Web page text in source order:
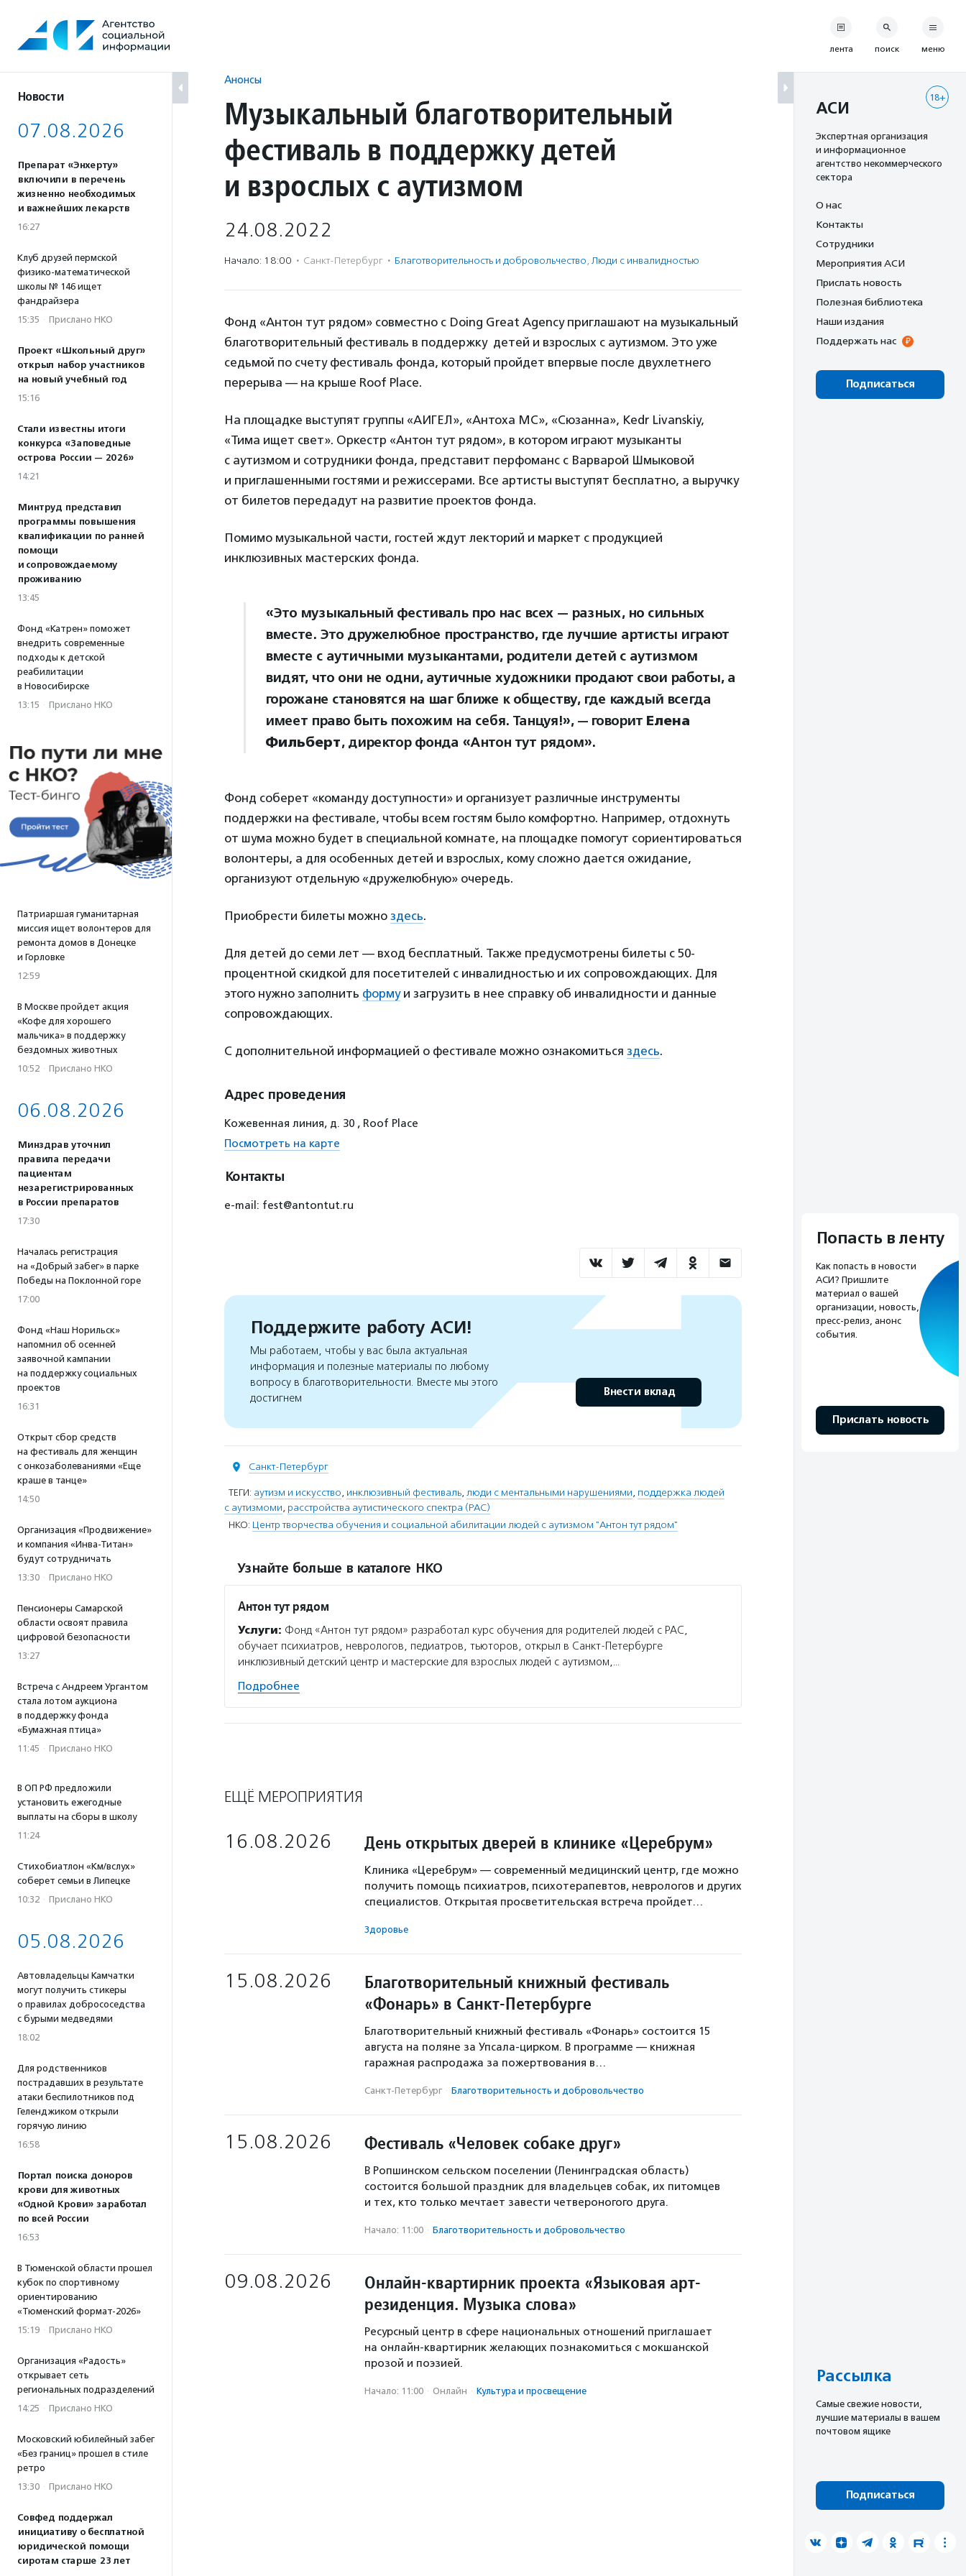
содержанию
Новости
07.08.2026
Препарат «Энхерту»
включили в перечень
жизненно необходимых
и важнейших лекарств
16:27
Клуб друзей пермской
физико-математической
школы № 146 ищет
фандрайзера
15:35 · Прислано НКО
Проект «Школьный друг»
открыл набор участников
на новый учебный год
15:16
Стали известны итоги
конкурса «Заповедные
острова России — 2026»
14:21
Минтруд представил
программы повышения
квалификации по ранней
помощи
и сопровождаемому
проживанию
13:45
Фонд «Катрен» поможет
внедрить современные
подходы к детской
реабилитации
в Новосибирске
13:15 · Прислано НКО
Патриаршая гуманитарная
миссия ищет волонтеров для
ремонта домов в Донецке
и Горловке
12:59
В Москве пройдет акция
«Кофе для хорошего
мальчика» в поддержку
бездомных животных
10:52 · Прислано НКО
06.08.2026
Минздрав уточнил
правила передачи
пациентам
незарегистрированных
в России препаратов
17:30
Началась регистрация
на «Добрый забег» в парке
Победы на Поклонной горе
17:00
Фонд «Наш Норильск»
напомнил об осенней
заявочной кампании
на поддержку социальных
проектов
16:31
Открыт сбор средств
на фестиваль для женщин
с онкозаболеваниями «Еще
краше в танце»
14:50
Организация «Продвижение»
и компания «Инва-Титан»
будут сотрудничать
13:30 · Прислано НКО
Пенсионеры Самарской
области освоят правила
цифровой безопасности
13:27
Встреча с Андреем Ургантом
стала лотом аукциона
в поддержку фонда
«Бумажная птица»
11:45 · Прислано НКО
В ОП РФ предложили
установить ежегодные
выплаты на сборы в школу
11:24
Стихобиатлон «Км/вслух»
соберет семьи в Липецке
10:32 · Прислано НКО
05.08.2026
Автовладельцы Камчатки
могут получить стикеры
о правилах добрососедства
с бурыми медведями
18:02
Для родственников
пострадавших в результате
атаки беспилотников под
Геленджиком открыли
горячую линию
16:58
Портал поиска доноров
крови для животных
«Одной Крови» заработал
по всей России
16:53
В Тюменской области прошел
кубок по спортивному
ориентированию
«Тюменский формат-2026»
15:19 · Прислано НКО
Организация «Радость»
открывает сеть
региональных подразделений
14:25 · Прислано НКО
Московский юбилейный забег
«Без границ» прошел в стиле
ретро
13:30 · Прислано НКО
Совфед поддержал
инициативу о бесплатной
юридической помощи
сиротам старше 23 лет
Анонсы
Музыкальный благотворительный
фестиваль в поддержку детей
и взрослых с аутизмом
24.08.2022
Начало: 18:00 · Санкт-Петербург · Благотвори­тель­ность и доброволь­чест­во, Люди с инвалидностью
Фонд «Антон тут рядом» совместно с Doing Great Agency приглашают на музыкальный
благотворительный фестиваль в поддержку детей и взрослых с аутизмом. Это уже
седьмой по счету фестиваль фонда, который пройдет впервые после двухлетнего
перерыва — на крыше Roof Place.
На площадке выступят группы «АИГЕЛ», «Антоха МС», «Сюзанна», Kedr Livanskiy,
«Тима ищет свет». Оркестр «Антон тут рядом», в котором играют музыканты
с аутизмом и сотрудники фонда, представит перфоманс с Варварой Шмыковой
и приглашенными гостями и режиссерами. Все артисты выступят бесплатно, а выручку
от билетов передадут на развитие проектов фонда.
Помимо музыкальной части, гостей ждут лекторий и маркет с продукцией
инклюзивных мастерских фонда.
«Это музыкальный фестиваль про нас всех — разных, но сильных
вместе. Это дружелюбное пространство, где лучшие артисты играют
вместе с аутичными музыкантами, родители детей с аутизмом
видят, что они не одни, аутичные художники продают свои работы, а
горожане становятся на шаг ближе к обществу, где каждый всегда
имеет право быть похожим на себя. Танцуя!», — говорит Елена
Фильберт, директор фонда «Антон тут рядом».
Фонд соберет «команду доступности» и организует различные инструменты
поддержки на фестивале, чтобы всем гостям было комфортно. Например, отдохнуть
от шума можно будет в специальной комнате, на площадке помогут сориентироваться
волонтеры, а для особенных детей и взрослых, кому сложно дается ожидание,
организуют отдельную «дружелюбную» очередь.
Приобрести билеты можно здесь.
Для детей до семи лет — вход бесплатный. Также предусмотрены билеты с 50-
процентной скидкой для посетителей с инвалидностью и их сопровождающих. Для
этого нужно заполнить формуи загрузить в нее справку об инвалидности и данные
сопровождающих.
С дополнительной информацией о фестивале можно ознакомиться здесь.
Адрес проведения
Кожевенная линия, д. 30 , Roof Place
Посмотреть на карте
Контакты
e-mail: fest@antontut.ru
Поддержите работу АСИ!
Мы работаем, чтобы у вас была актуальная
информация и полезные материалы по любому
вопросу в благотворительности. Вместе мы этого
достигнем
Внести вклад
Санкт-Петербург
ТЕГИ: аутизм и искусство, инклюзивный фестиваль, люди с ментальными нарушениями, поддержка людей
с аутизмоми, расстройства аутистического спектра (РАС)
НКО: Центр творчества обучения и социальной абилитации людей с аутизмом "Антон тут рядом"
Узнайте больше в каталоге НКО
Антон тут рядом
Услуги: Фонд «Антон тут рядом» разработал курс обучения для родителей людей с РАС,
обучает психиатров, неврологов, педиатров, тьюторов, открыл в Санкт-Петербурге
инклюзивный детский центр и мастерские для взрослых людей с аутизмом,…
Подробнее
ЕЩЁ МЕРОПРИЯТИЯ
16.08.2026 День открытых дверей в клинике «Церебрум»
Клиника «Церебрум» — современный медицинский центр, где можно
получить помощь психиатров, психотерапевтов, неврологов и других
специалистов. Открытая просветительская встреча пройдет…
Здоровье
15.08.2026
Благотворительный книжный фестиваль
«Фонарь» в Санкт-Петербурге
Благотворительный книжный фестиваль «Фонарь» состоится 15
августа на поляне за Упсала-цирком. В программе — книжная
гаражная распродажа за пожертвования в…
Санкт-Петербург · Благотвори­тель­ность и доброволь­чест­во
15.08.2026 Фестиваль «Человек собаке друг»
В Ропшинском сельском поселении (Ленинградская область)
состоится большой праздник для владельцев собак, их питомцев
и тех, кто только мечтает завести четвероногого друга.
Начало: 11:00 · Благотвори­тель­ность и доброволь­чест­во
09.08.2026
Онлайн-квартирник проекта «Языковая арт-
резиденция. Музыка слова»
Ресурсный центр в сфере национальных отношений приглашает
на онлайн-квартирник желающих познакомиться с мокшанской
прозой и поэзией.
Начало: 11:00 · Онлайн · Культура и просвещение
лента поиск меню
18+
АСИ
Экспертная организация
и информационное
агентство некоммерческого
сектора
О нас
Контакты
Сотрудники
Мероприятия АСИ
Прислать новость
Полезная библиотека
Наши издания
Поддержать нас
Подписаться
Попасть в ленту
Как попасть в новости
АСИ? Пришлите
материал о вашей
организации, новость,
пресс-релиз, анонс
события.
Прислать новость
Рассылка
Cамые свежие новости,
лучшие материалы в вашем
почтовом ящике
Подписаться